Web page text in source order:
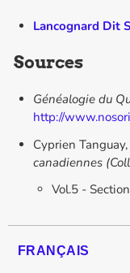
Lancognard Dit
Sources
Généalogie du
http://
Cyprien Tanguay,
canadiennes
Vol.5 -
FRANÇAIS